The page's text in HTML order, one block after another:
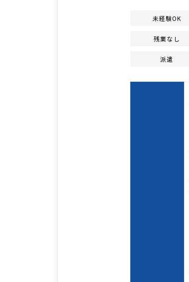
未経験OK
残業なし
派遣